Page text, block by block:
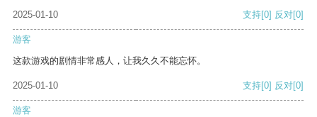
2025-01-10
支持[0] 反对[0]
游客
这款游戏的剧情非常感人，让我久久不能忘怀。
2025-01-10 支持[0] 反对[0]
游客